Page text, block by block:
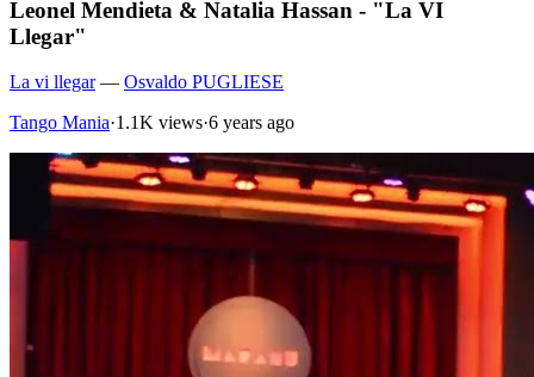
Leonel Mendieta & Natalia Hassan - "La VI
Llegar"
La vi llegar— Osvaldo PUGLIESE
Tango Mania·1.1K views·6 years ago